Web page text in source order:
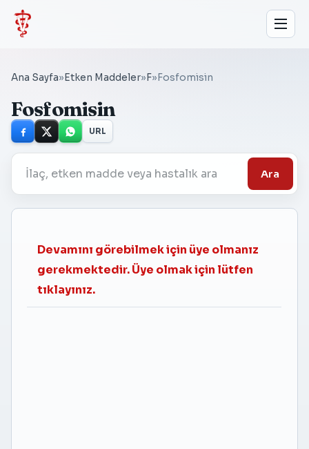
Ana Sayfa» Etken Maddeler» F» Fosfomisin
Fosfomisin
URL
Ara
Devamını görebilmek için üye olmanız
gerekmektedir. Üye olmak için lütfen
tıklayınız.